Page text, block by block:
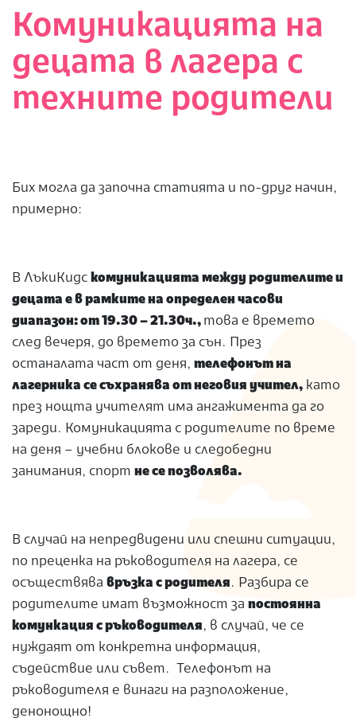
Комуникацията на
децата в лагера с
техните родители
Бих могла да започна статията и по-друг начин,
примерно:
В ЛъкиКидс комуникацията между родителите и
децата е в рамките на определен часови
диапазон: от 19.30 – 21.30ч., това е времето
след вечеря, до времето за сън. През
останалата част от деня, телефонът на
лагерника се съхранява от неговия учител, като
през нощта учителят има ангажимента да го
зареди. Комуникацията с родителите по време
на деня – учебни блокове и следобедни
занимания, спорт не се позволява.
В случай на непредвидени или спешни ситуации,
по преценка на ръководителя на лагера, се
осъществява връзка с родителя. Разбира се
родителите имат възможност за постоянна
комункация с ръководителя, в случай, че се
нуждаят от конкретна информация,
съдействие или съвет. Телефонът на
ръкoводителя е винаги на разположение,
денонощно!